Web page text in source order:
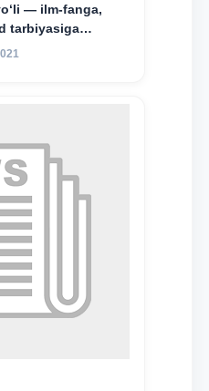
— ilm-fanga,
tarbiyasiga